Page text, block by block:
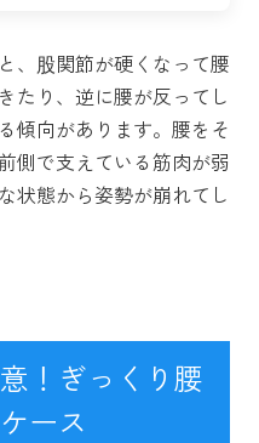
、股関節が硬くなって腰
たり、逆に腰が反ってし
傾向があります。腰をそ
側で支えている筋肉が弱
状態から姿勢が崩れてし
！ぎっくり腰
ース